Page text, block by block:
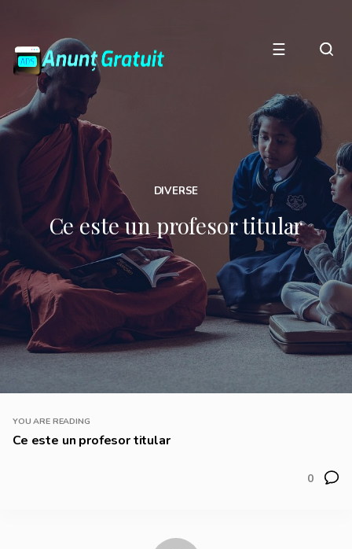
☰
DIVERSE
Ce este un profesor titular
YOU ARE READING
Ce este un profesor titular
0